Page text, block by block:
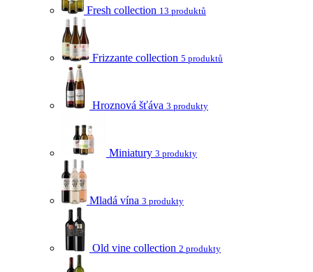
Fresh collection 13 produktů
Frizzante collection 5 produktů
Hroznová šťáva 3 produkty
Miniatury 3 produkty
Mladá vína 3 produkty
Old vine collection 2 produkty